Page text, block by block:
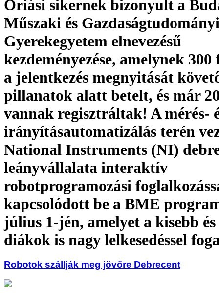
Óriási sikernek bizonyult a
Műszaki és
Gyerekegyetem elnevezésű
kezdeményezése, amelynek 300
a jelentkezés megnyitását
pillanatok alatt betelt, és már
vannak regisztráltak! A mérés-
irányításautomatizálás terén
National Instruments (NI)
leányvállalata interaktív
robotprogramozási
kapcsolódott be a BME
július 1-jén, amelyet a kisebb
diákok is nagy lelkesedéssel
Robotok szállják meg jövőre Debrecent